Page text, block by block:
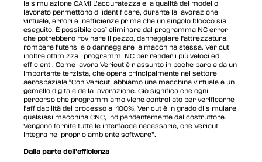
la simulazione CAM! L’accuratezza e la qualità del modello
lavorato permettono di identificare, durante la lavorazione
virtuale, errori e inefficienze prima che un singolo blocco sia
eseguito. È possibile così eliminare dal programma NC errori
che potrebbero rovinare il pezzo, danneggiare l'attrezzatura,
rompere l'utensile o danneggiare la macchina stessa. Vericut
inoltre ottimizza i programmi NC per renderli più veloci ed
efficienti. Come lavora Vericut è riassunto in poche parole da un
importante terzista, che opera principalmente nel settore
aerospaziale "Con Vericut, abbiamo una macchina virtuale e un
gemello digitale della lavorazione. Ciò significa che ogni
percorso che programmiamo viene controllato per verificarne
l'affidabilità del processo al 100%. Vericut è in grado di simulare
qualsiasi macchina CNC, indipendentemente dal costruttore.
Vengono fornite tutte le interfacce necessarie, che Vericut
integra nel proprio ambiente software”.
Dalla parte dell’efficienza